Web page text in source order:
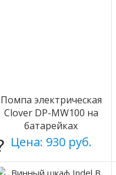
Помпа электрическая
Clover DP-MW100 на
батарейках
Цена: 930 руб.